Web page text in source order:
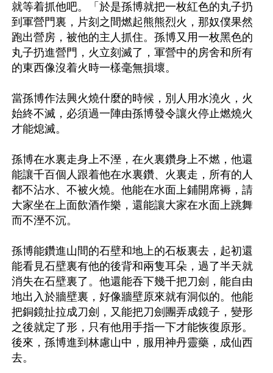
就等着抓他吧。「於是孫博就把一枚紅色的丸子扔
到軍營門裏，片刻之間燃起熊熊烈火，那奴僕果然
跑出營房，被他的主人抓住。孫博又用一枚黑色的
丸子扔進營門，火立刻滅了，軍營中的房舍和所有
的東西像沒着火時一樣毫無損壞。
當孫博作法興火燒什麼的時候，別人用水澆火，火
始終不滅，必須過一陣由孫博發令讓火停止燃燒火
才能熄滅。
孫博在水裏走身上不溼，在火裏鑽身上不燃，他還
能讓千百個人跟着他在水裏鑽、火裏走，所有的人
都不沾水、不被火燒。他能在水面上鋪開席褥，請
大家坐在上面飲酒作樂，還能讓大家在水面上跳舞
而不溼不沉。
孫博能鑽進山間的石壁和地上的石板裏去，起初還
能看見石壁裏有他的後背和兩隻耳朵，過了半天就
消失在石壁裏了。他還能吞下幾千把刀劍，能自由
地出入於牆壁裏，好像牆壁原來就有洞似的。他能
把銅鏡扯拉成刀劍，又能把刀劍團弄成鏡子，變形
之後就定了形，只有他用手指一下才能恢復原形。
後來，孫博進到林慮山中，服用神丹靈藥，成仙西
去。